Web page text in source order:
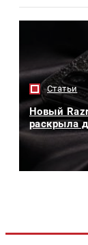
Статьи
Новый
раскрыла